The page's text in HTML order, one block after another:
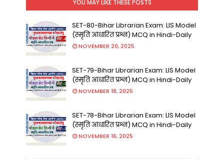
YOU MAY LIKE THESE POSTS
SET-80-Bihar Librarian Exam: LIS Model
(स्मृति आधारित प्रश्न) MCQ in Hindi-Daily
NOVEMBER 20, 2025
SET-79-Bihar Librarian Exam: LIS Model
(स्मृति आधारित प्रश्न) MCQ in Hindi-Daily
NOVEMBER 18, 2025
SET-78-Bihar Librarian Exam: LIS Model
(स्मृति आधारित प्रश्न) MCQ in Hindi-Daily
NOVEMBER 16, 2025